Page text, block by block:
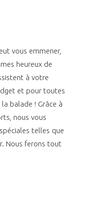
vous emmener,
heureux de
à votre
et pour toutes
balade ! Grâce à
nous vous
telles que
Nous ferons tout